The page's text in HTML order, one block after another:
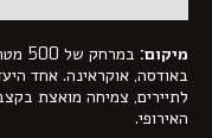
מיקום:
באודסה, אוקראינה. אחד
לתיירים, צמיחה מואצת
האירופי.